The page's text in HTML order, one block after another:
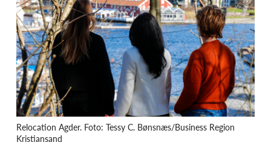
Relocation Agder. Foto: Tessy C. Bønsnæs/Business Region
Kristiansand